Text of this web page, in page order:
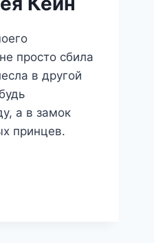
просто сбила
в другой
а в замок
принцев.